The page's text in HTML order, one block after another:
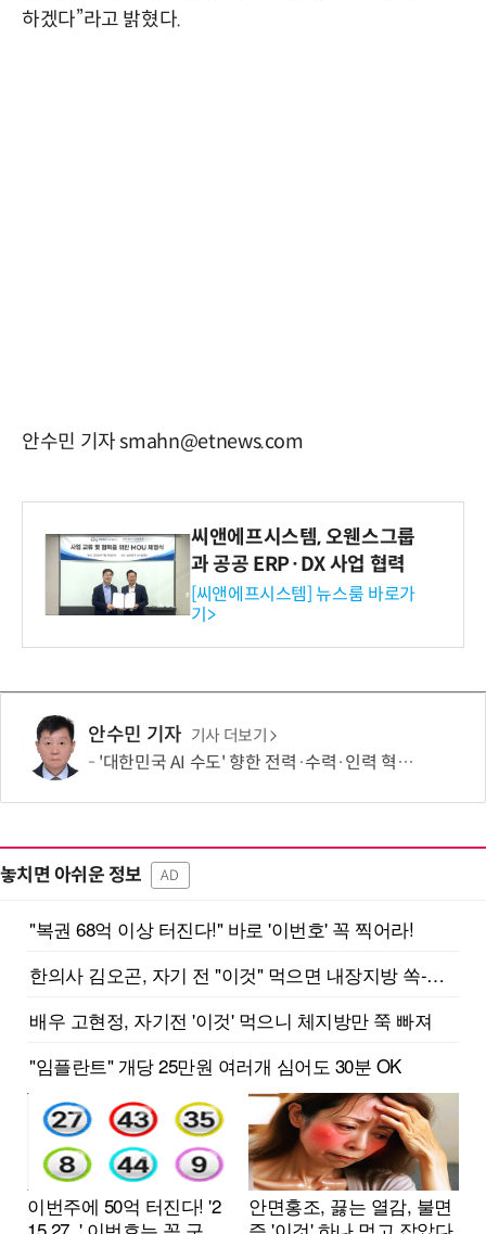
하겠다”라고 밝혔다.
안수민 기자 smahn@etnews.com
씨앤에프시스템, 오웬스그룹
과 공공 ERP·DX 사업 협력
[씨앤에프시스템] 뉴스룸 바로가
기>
안수민 기자 기사 더보기
'대한민국 AI 수도' 향한 전력·수력·인력 혁신 시동…'충남 3력 혁신 TF 회의 첫 개최
놓치면 아쉬운 정보 AD